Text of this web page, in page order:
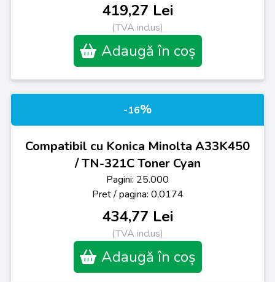
419,27 Lei
(TVA inclus)
Adaugă în coș
-16%
Compatibil cu Konica Minolta A33K450
/ TN-321C Toner Cyan
Pagini: 25.000
Pret / pagina: 0,0174
434,77 Lei
(TVA inclus)
Adaugă în coș